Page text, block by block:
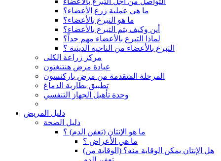
ما هي عملية زرع الأعضاء؟
ما هو التبرع بالأعضاء؟
أين وكيف يتم التبرع بالأعضاء؟
لماذا التبرع بالأعضاء مهم جداً؟
التبرع بالأعضاء من الناحية الدينية ؟
مركز زراعة الكلى
عيادة مرض هنتنغتون
المرحلة المتقدمة من مرض باركنسون
تطبيق بطارية الدماغ
وحدة تأهيل الجهاز التنفسي
دليل المريض
دليل الصحة
ما هو الإنتان (تعفن الدم) ؟
ما هي الأعراض ؟
(هل الإنتان يمكن الوقاية منه؟ (الوقاية من